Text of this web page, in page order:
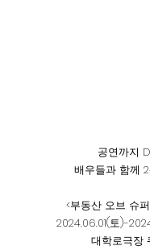
공연까지
배우들과 함께
<부동산 오브 슈
2024.06.01(토)-
대학로극장